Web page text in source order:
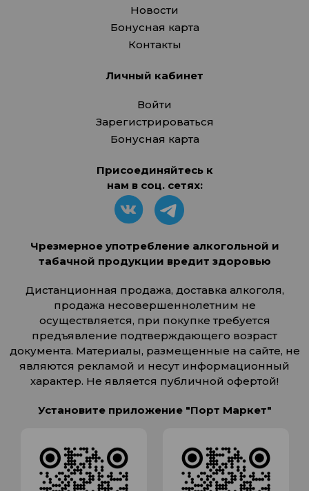
Новости
Бонусная карта
Контакты
Личный кабинет
Войти
Зарегистрироваться
Бонусная карта
Присоединяйтесь к
нам в соц. сетях:
Чрезмерное употребление алкогольной и
табачной продукции вредит здоровью
Дистанционная продажа, доставка алкоголя,
продажа несовершеннолетним не
осуществляется, при покупке требуется
предъявление подтверждающего возраст
документа. Материалы, размещенные на сайте, не
являются рекламой и несут информационный
характер. Не является публичной офертой!
Установите приложение "Порт Маркет"